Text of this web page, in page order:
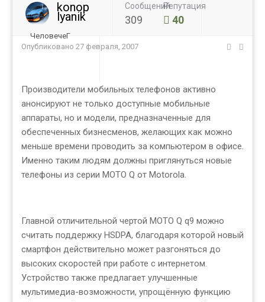
konop
lyanik
ЧеловечеГ
Сообщений
309
Репутация
40
Опубликовано 27 февраля, 2007
Производители мобильных телефонов активно
анонсируют не только доступные мобильные
аппараты, но и модели, предназначенные для
обеспеченных бизнесменов, желающих как можно
меньше времени проводить за компьютером в офисе.
Именно таким людям должны приглянуться новые
телефоны из серии MOTO Q от Motorola.
Главной отличительной чертой MOTO Q q9 можно
считать поддержку HSDPA, благодаря которой новый
смартфон действительно может разгоняться до
высоких скоростей при работе с интернетом.
Устройство также предлагает улучшенные
мультимедиа-возможности, упрощённую функцию